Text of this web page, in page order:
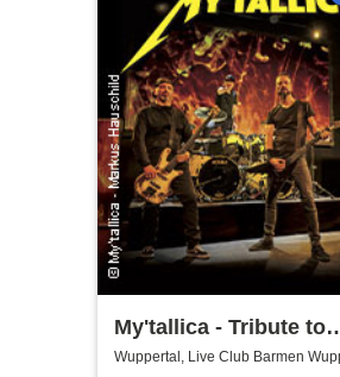
My'tallica - Tribute to
Metallica
Wuppertal, Live Club Barmen